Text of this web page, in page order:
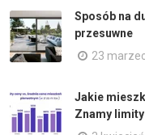
Sposób na
przesuwne
23
Jakie
Znamy